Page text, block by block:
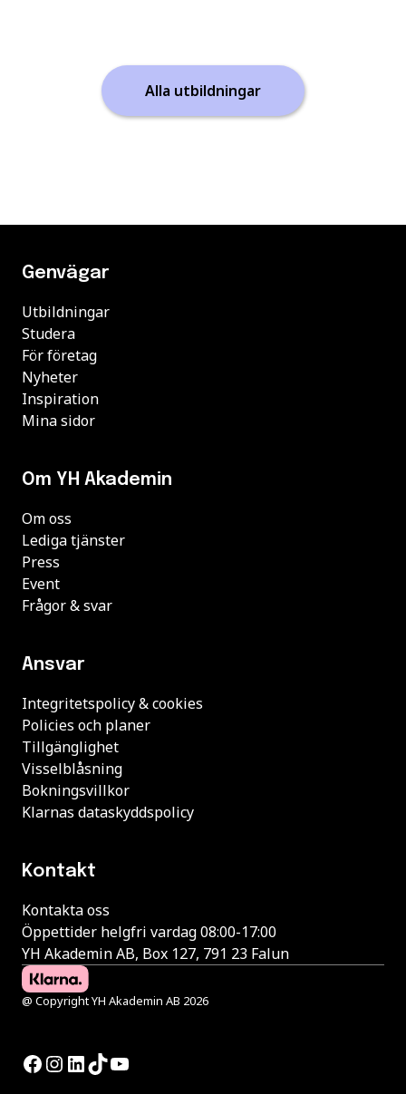
Alla utbildningar
Genvägar
Utbildningar
Studera
För företag
Nyheter
Inspiration
Mina sidor
Om YH Akademin
Om oss
Lediga tjänster
Press
Event
Frågor & svar
Ansvar
Integritetspolicy & cookies
Policies och planer
Tillgänglighet
Visselblåsning
Bokningsvillkor
Klarnas dataskyddspolicy
Kontakt
Kontakta oss
Öppettider helgfri vardag 08:00-17:00
YH Akademin AB, Box 127, 791 23 Falun
@ Copyright YH Akademin AB 2026
Facebook
Instagram
LinkedIn
TikTok
YouTube